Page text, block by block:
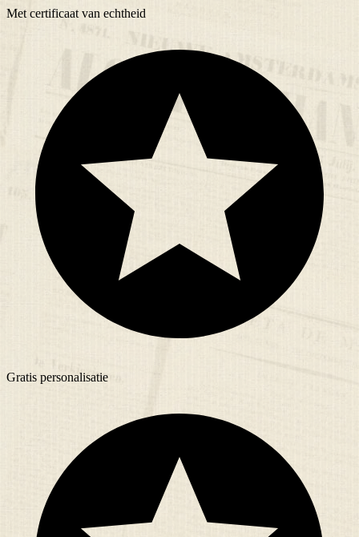
Met certificaat van echtheid
Gratis personalisatie